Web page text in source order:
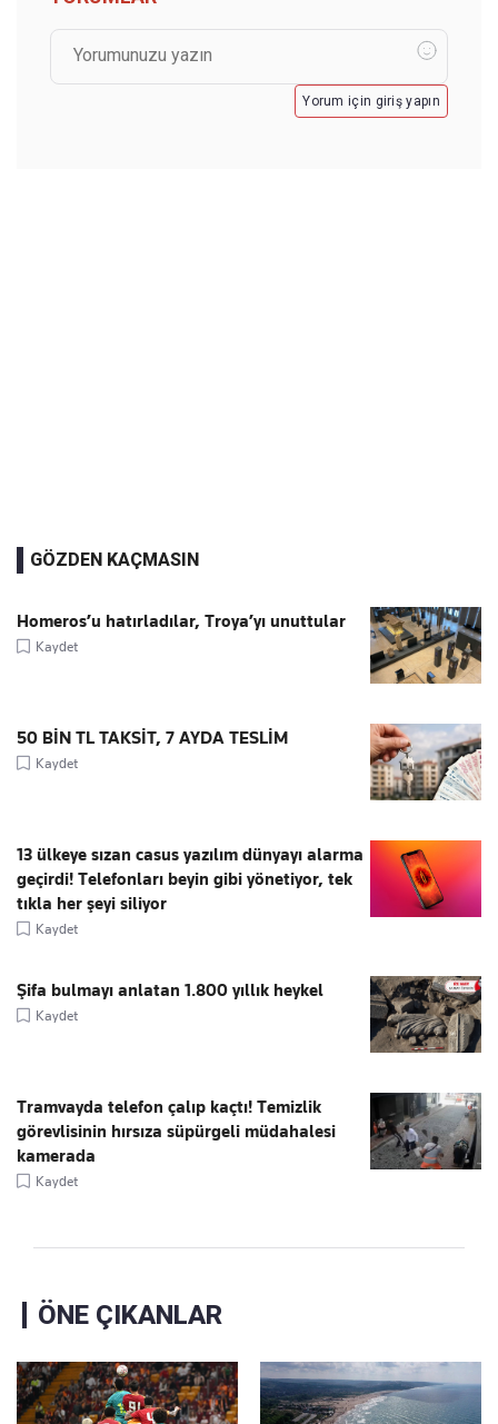
Yorum için giriş yapın
GÖZDEN KAÇMASIN
Homeros’u hatırladılar, Troya’yı unuttular
Kaydet
50 BİN TL TAKSİT, 7 AYDA TESLİM
Kaydet
13 ülkeye sızan casus yazılım dünyayı alarma
geçirdi! Telefonları beyin gibi yönetiyor, tek
tıkla her şeyi siliyor
Kaydet
Şifa bulmayı anlatan 1.800 yıllık heykel
Kaydet
Tramvayda telefon çalıp kaçtı! Temizlik
görevlisinin hırsıza süpürgeli müdahalesi
kamerada
Kaydet
ÖNE ÇIKANLAR